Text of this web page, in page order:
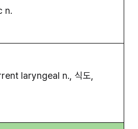
n.
laryngeal n., 식도,